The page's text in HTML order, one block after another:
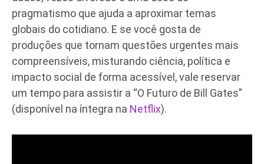
pragmatismo que ajuda a aproximar temas
globais do cotidiano. E se você gosta de
produções que tornam questões urgentes mais
compreensíveis, misturando ciência, política e
impacto social de forma acessível, vale reservar
um tempo para assistir a “O Futuro de Bill Gates”
(disponível na íntegra na Netflix).